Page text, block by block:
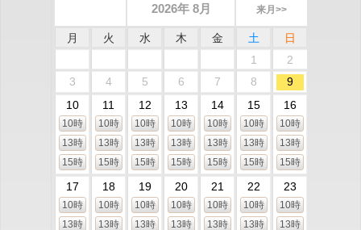
2026年 8月 来月>>
月 火 水 木 金 土
日
1
2
3
4 5 6 7 8
9
10
10時
13時
15時
11
10時
13時
15時
12
10時
13時
15時
13
10時
13時
15時
14
10時
13時
15時
15
10時
13時
15時
16
10時
13時
15時
17
10時
13時
18
10時
13時
19
10時
13時
20
10時
13時
21
10時
13時
22
10時
13時
23
10時
13時